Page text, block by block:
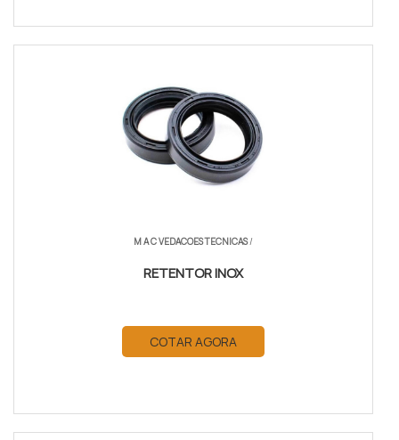
M A C VEDACOES TECNICAS/
RETENTOR INOX
COTAR AGORA